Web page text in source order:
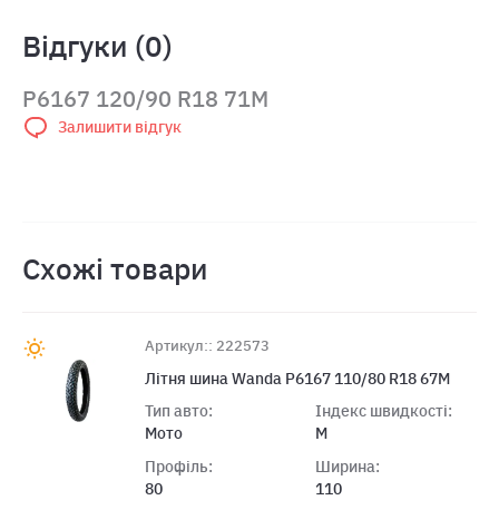
Відгуки (0)
P6167 120/90 R18 71M
Залишити відгук
Схожі товари
Артикул:: 222573
Літня шина Wanda P6167 110/80 R18 67M
Тип авто:
Мото
Профіль:
80
Індекс швидкості:
M
Ширина:
110